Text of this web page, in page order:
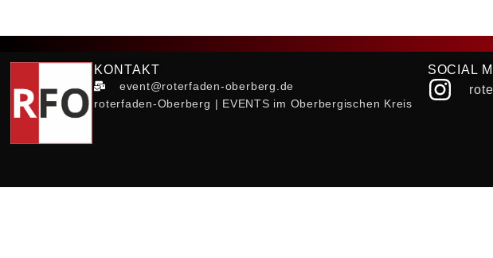
KONTAKT
event@roterfaden-oberberg.de
roterfaden-Oberberg | EVENTS im Oberbergischen Kreis
SOCIAL